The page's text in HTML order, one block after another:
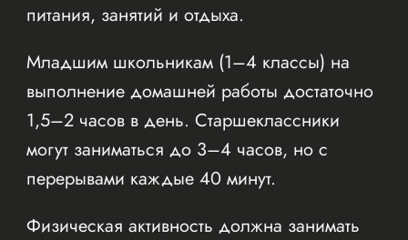
питания, занятий и отдыха.
Младшим школьникам (1–4 классы) на
выполнение домашней работы достаточно
1,5–2 часов в день. Старшеклассники
могут заниматься до 3–4 часов, но с
перерывами каждые 40 минут.
Физическая активность должна занимать